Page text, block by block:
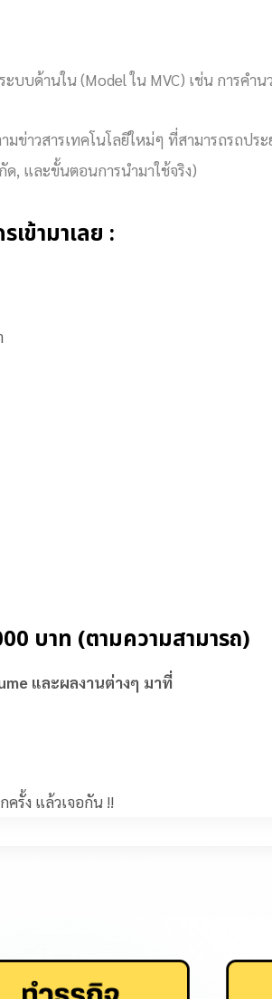
บบด้านใน (Model ใน MVC) เช่น การค
ามข่าวสารเทคโนโลยีใหม่ๆ ที่สามารถร
, และขั้นตอนการนำมาใช้จริง)
ข้ามาเลย :
บาท (ตามความสามารถ)
และผลงานต่างๆ มาที่
รั้ง แล้วเจอกัน !!